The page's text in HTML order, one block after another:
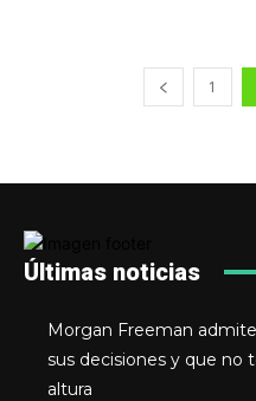
1
Últimas noticias
Morgan Freeman
sus decisiones y que no
altura